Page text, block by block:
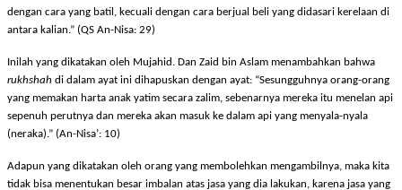
“Wahai orang-orang yang beriman! Janganlah kalian makan harta di antara kalian
dengan cara yang batil, kecuali dengan cara berjual beli yang didasari kerelaan di
Inilah yang dikatakan oleh Mujahid. Dan Zaid bin Aslam menambahkan bahwa
rukhshahdi dalam ayat ini dihapuskan dengan ayat: “Sesungguhnya orang-orang
yang memakan harta anak yatim secara zalim, sebenarnya mereka itu menelan api
sepenuh perutnya dan mereka akan masuk ke dalam api yang menyala-nyala
Adapun yang dikatakan oleh orang yang membolehkan mengambilnya, maka kita